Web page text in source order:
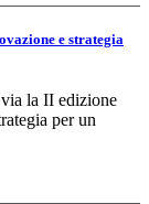
e strategia
la II edizione
per un